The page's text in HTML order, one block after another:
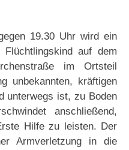
19.30 Uhr wird ein
auf dem
im Ortsteil
unbekannten, kräftigen
unterwegs ist, zu Boden
anschließend,
Hilfe zu leisten. Der
Armverletzung in die